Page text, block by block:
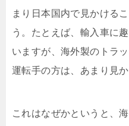
まり日本国内で見かける
う。たとえば、輸入車に
いますが、海外製のトラ
運転手の方は、あまり見
これはなぜかというと、